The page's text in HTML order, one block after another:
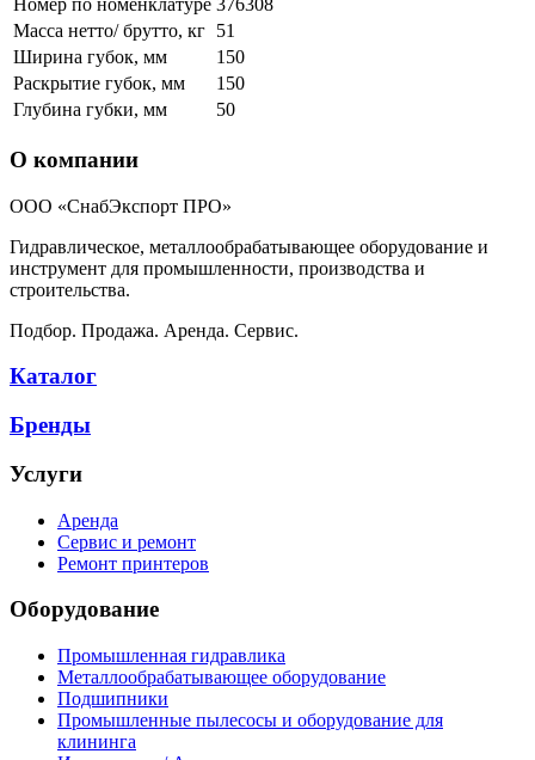
Номер по номенклатуре 376308
Масса нетто/ брутто, кг 51
Ширина губок, мм
150
Раскрытие губок, мм
150
Глубина губки, мм
50
О компании
ООО «СнабЭкспорт ПРО»
Гидравлическое, металлообрабатывающее оборудование и
инструмент для промышленности, производства и
строительства.
Подбор. Продажа. Аренда. Сервис.
Каталог
Бренды
Услуги
Аренда
Сервис и ремонт
Ремонт принтеров
Оборудование
Промышленная гидравлика
Металлообрабатывающее оборудование
Подшипники
Промышленные пылесосы и оборудование для
клининга